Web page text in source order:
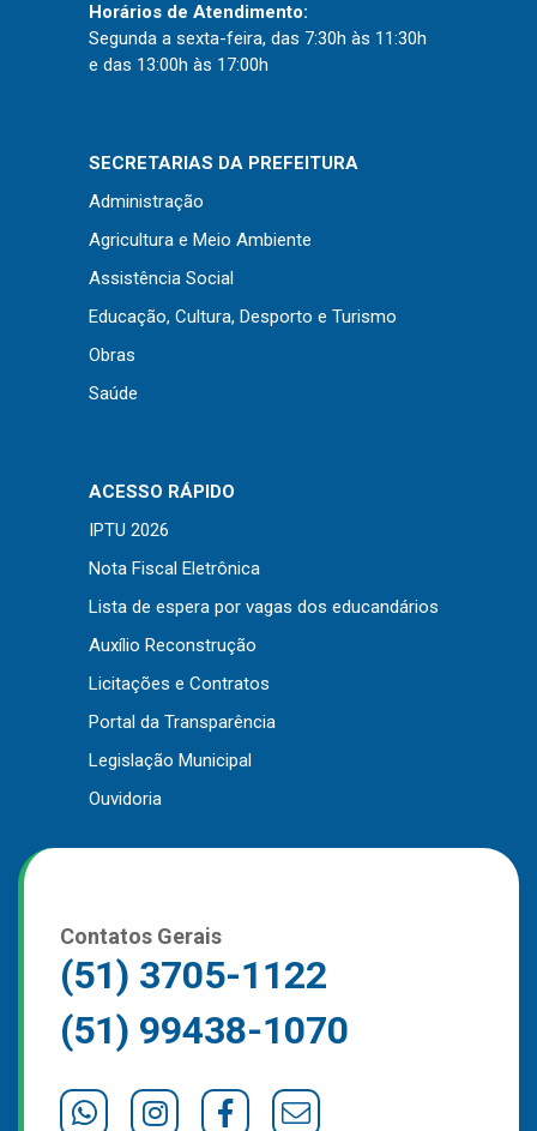
Seletivo Simplificado
Concursos
Dispensas e Inexigibilidades
Chamamentos Públicos
Leis, Decretos e Portarias
Cespro
Downloads
Notícias
Contato
Página Inicial
Horários de Atendimento:
Segunda a sexta-feira, das 7:30h às 11:30h
e das 13:00h às 17:00h
SECRETARIAS DA PREFEITURA
Administração
Agricultura e Meio Ambiente
Assistência Social
Educação, Cultura, Desporto e Turismo
Obras
Saúde
ACESSO RÁPIDO
IPTU 2026
Nota Fiscal Eletrônica
Lista de espera por vagas dos educandários
Auxílio Reconstrução
Licitações e Contratos
Portal da Transparência
Legislação Municipal
Ouvidoria
Contatos Gerais
(51) 3705-1122
(51) 99438-1070